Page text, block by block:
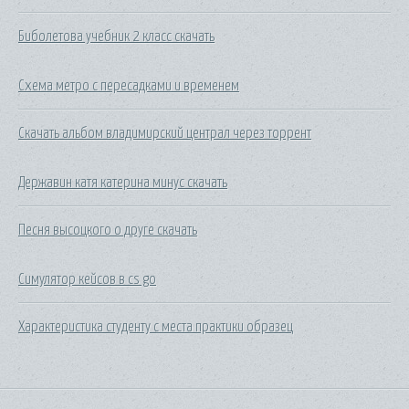
Биболетова учебник 2 класс скачать
Схема метро с пересадками и временем
Скачать альбом владимирский централ через торрент
Державин катя катерина минус скачать
Песня высоцкого о друге скачать
Симулятор кейсов в cs go
Характеристика студенту с места практики образец